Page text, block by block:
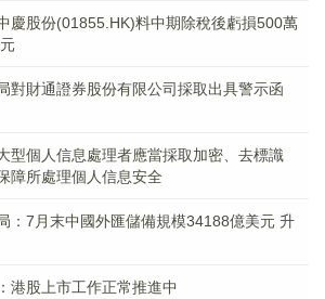
慶股份(01855.HK)料中期除稅後虧損500萬
對財通證券股份有限公司採取出具警示函
型個人信息處理者應當採取加密、去標識
障所處理個人信息安全
：7月末中國外匯儲備規模34188億美元 升
港股上市工作正常推進中